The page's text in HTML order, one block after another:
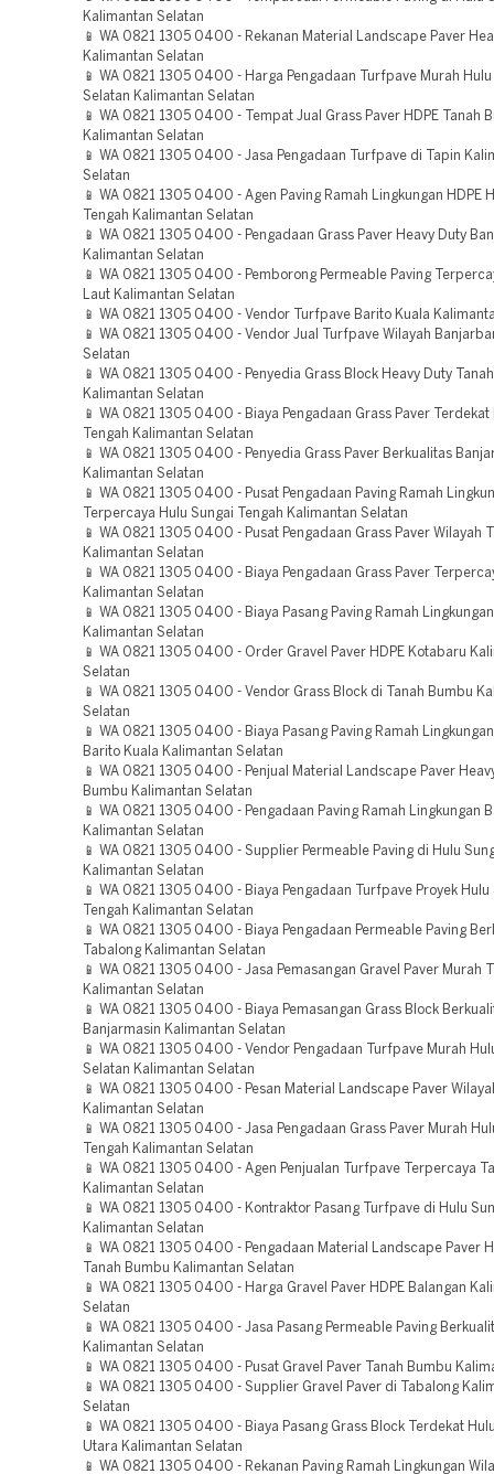
Kalimantan Selatan
📱 WA 0821 1305 0400 - Rekanan Material Landscape Paver
Kalimantan Selatan
📱 WA 0821 1305 0400 - Harga Pengadaan Turfpave Murah Hulu
Selatan Kalimantan Selatan
📱 WA 0821 1305 0400 - Tempat Jual Grass Paver HDPE Tanah
Kalimantan Selatan
📱 WA 0821 1305 0400 - Jasa Pengadaan Turfpave di Tapin
Selatan
📱 WA 0821 1305 0400 - Agen Paving Ramah Lingkungan HDPE
Tengah Kalimantan Selatan
📱 WA 0821 1305 0400 - Pengadaan Grass Paver Heavy Duty
Kalimantan Selatan
📱 WA 0821 1305 0400 - Pemborong Permeable Paving
Laut Kalimantan Selatan
📱 WA 0821 1305 0400 - Vendor Turfpave Barito Kuala
📱 WA 0821 1305 0400 - Vendor Jual Turfpave Wilayah
Selatan
📱 WA 0821 1305 0400 - Penyedia Grass Block Heavy Duty
Kalimantan Selatan
📱 WA 0821 1305 0400 - Biaya Pengadaan Grass Paver Terdekat
Tengah Kalimantan Selatan
📱 WA 0821 1305 0400 - Penyedia Grass Paver Berkualitas
Kalimantan Selatan
📱 WA 0821 1305 0400 - Pusat Pengadaan Paving Ramah
Terpercaya Hulu Sungai Tengah Kalimantan Selatan
📱 WA 0821 1305 0400 - Pusat Pengadaan Grass Paver Wilayah
Kalimantan Selatan
📱 WA 0821 1305 0400 - Biaya Pengadaan Grass Paver
Kalimantan Selatan
📱 WA 0821 1305 0400 - Biaya Pasang Paving Ramah
Kalimantan Selatan
📱 WA 0821 1305 0400 - Order Gravel Paver HDPE Kotabaru
Selatan
📱 WA 0821 1305 0400 - Vendor Grass Block di Tanah Bumbu
Selatan
📱 WA 0821 1305 0400 - Biaya Pasang Paving Ramah
Barito Kuala Kalimantan Selatan
📱 WA 0821 1305 0400 - Penjual Material Landscape Paver
Bumbu Kalimantan Selatan
📱 WA 0821 1305 0400 - Pengadaan Paving Ramah Lingkungan
Kalimantan Selatan
📱 WA 0821 1305 0400 - Supplier Permeable Paving di Hulu
Kalimantan Selatan
📱 WA 0821 1305 0400 - Biaya Pengadaan Turfpave Proyek Hulu
Tengah Kalimantan Selatan
📱 WA 0821 1305 0400 - Biaya Pengadaan Permeable Paving
Tabalong Kalimantan Selatan
📱 WA 0821 1305 0400 - Jasa Pemasangan Gravel Paver Murah
Kalimantan Selatan
📱 WA 0821 1305 0400 - Biaya Pemasangan Grass Block
Banjarmasin Kalimantan Selatan
📱 WA 0821 1305 0400 - Vendor Pengadaan Turfpave Murah
Selatan Kalimantan Selatan
📱 WA 0821 1305 0400 - Pesan Material Landscape Paver
Kalimantan Selatan
📱 WA 0821 1305 0400 - Jasa Pengadaan Grass Paver Murah
Tengah Kalimantan Selatan
📱 WA 0821 1305 0400 - Agen Penjualan Turfpave Terpercaya
Kalimantan Selatan
📱 WA 0821 1305 0400 - Kontraktor Pasang Turfpave di Hulu
Kalimantan Selatan
📱 WA 0821 1305 0400 - Pengadaan Material Landscape Paver
Tanah Bumbu Kalimantan Selatan
📱 WA 0821 1305 0400 - Harga Gravel Paver HDPE Balangan
Selatan
📱 WA 0821 1305 0400 - Jasa Pasang Permeable Paving
Kalimantan Selatan
📱 WA 0821 1305 0400 - Pusat Gravel Paver Tanah Bumbu
📱 WA 0821 1305 0400 - Supplier Gravel Paver di Tabalong
Selatan
📱 WA 0821 1305 0400 - Biaya Pasang Grass Block Terdekat
Utara Kalimantan Selatan
📱 WA 0821 1305 0400 - Rekanan Paving Ramah Lingkungan